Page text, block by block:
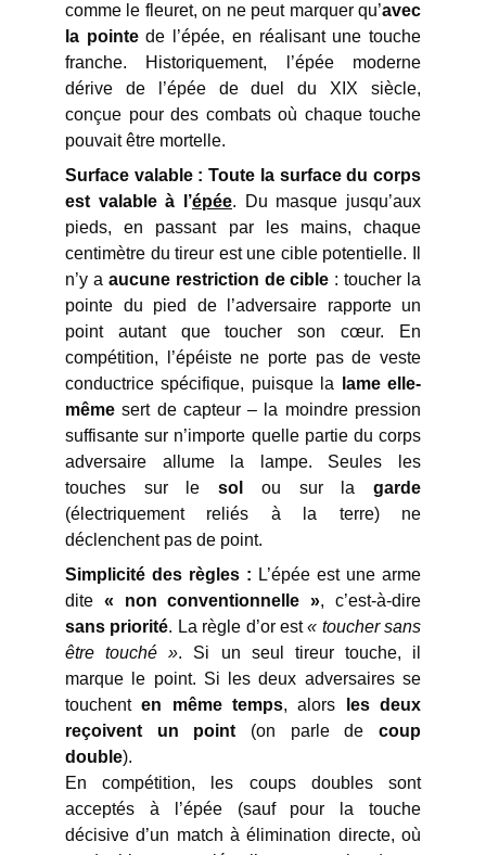
comme le fleuret, on ne peut marquer qu’avec
la pointede l’épée, en réalisant une touche
franche. Historiquement, l’épée moderne
dérive de l’épée de duel du XIX siècle,
conçue pour des combats où chaque touche
pouvait être mortelle.
Surface valable : Toute la surface du corps
est valable à l’épée. Du masque jusqu’aux
pieds, en passant par les mains, chaque
centimètre du tireur est une cible potentielle. Il
n’y a aucune restriction de cible : toucher la
pointe du pied de l’adversaire rapporte un
point autant que toucher son cœur. En
compétition, l’épéiste ne porte pas de veste
conductrice spécifique, puisque la
lame elle-
même sert de capteur – la moindre pression
suffisante sur n’importe quelle partie du corps
adversaire allume la lampe. Seules les
touches sur lesol ou sur lagarde
(électriquement reliés à la terre) ne
déclenchent pas de point.
Simplicité des règles : L’épée est une arme
dite « non conventionnelle », c’est-à-dire
sans priorité. La règle d’or est« toucher sans
être touché ». Si un seul tireur touche, il
marque le point. Si les deux adversaires se
touchenten même temps, alors
les deux
reçoivent un point (on parle decoup
double).
En compétition, les coups doubles sont
acceptés à l’épée (sauf pour la touche
décisive d’un match à élimination directe, où